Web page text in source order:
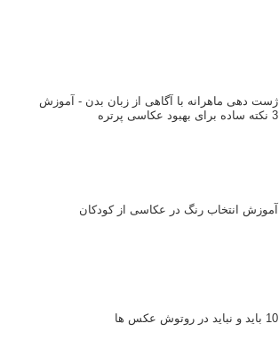
ژست دهی ماهرانه با آگاهی از زبان بدن - آموزش
3 نکته ساده برای بهبود عکاسی پرتره
آموزش انتخاب رنگ در عکاسی از کودکان
10 باید و نباید در روتوش عکس ها